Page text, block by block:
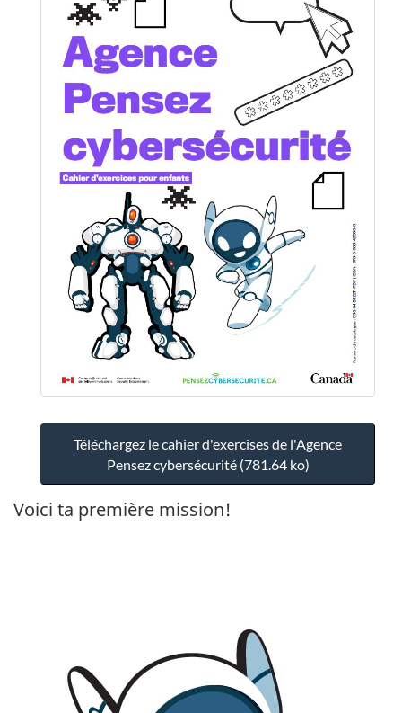
Téléchargez le cahier d'exercises de l'Agence
Pensez cybersécurité (781.64 ko)
Voici ta première mission!